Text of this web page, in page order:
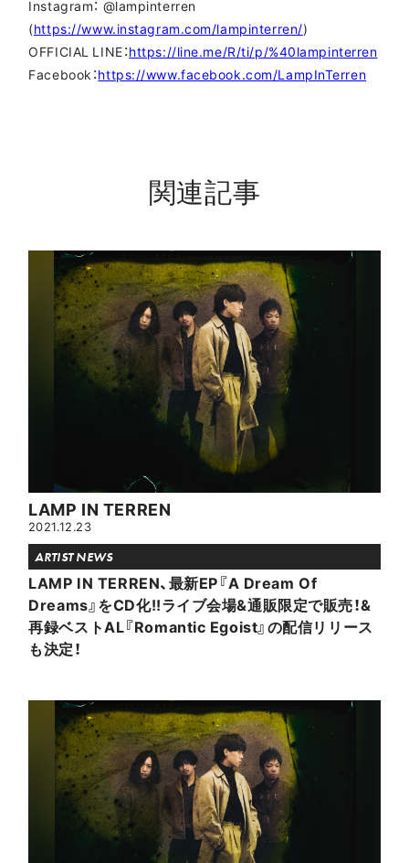
Instagram： @lampinterren
(https://www.instagram.com/lampinterren/)
OFFICIAL LINE：https://line.me/R/ti/p/%40lampinterren
Facebook：https://www.facebook.com/LampInTerren
関連記事
LAMP IN TERREN
2021.12.23
ARTIST NEWS
LAMP IN TERREN、最新EP『A Dream Of
Dreams』をCD化!!ライブ会場&通販限定で販売！&
再録ベストAL『Romantic Egoist』の配信リリース
も決定！